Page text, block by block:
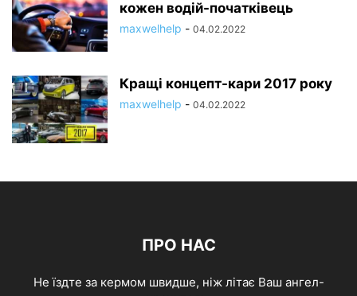
кожен водій-початківець
maxwelhelp - 04.02.2022
Кращі концепт-кари 2017 року
maxwelhelp - 04.02.2022
ПРО НАС
Не їздте за кермом швидше, ніж літає Ваш ангел-